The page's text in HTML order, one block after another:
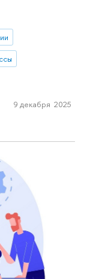
9 декабря 2025